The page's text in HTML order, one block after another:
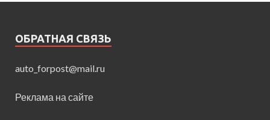
ОБРАТНАЯ СВЯЗЬ
auto_forpost@mail.ru
Реклама на сайте